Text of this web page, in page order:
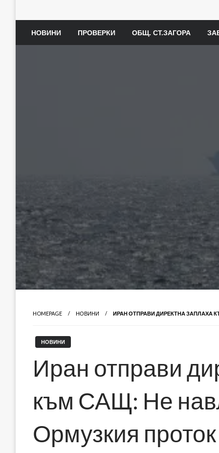
НОВИНИ ПРОВЕРКИ ОБЩ. СТ.ЗАГОРА
HOMEPAGE НОВИНИ ИРАН ОТПРАВИ ДИРЕКТНА ЗАПЛАХА
НОВИНИ
Иран отправи
към САЩ: Не
Ормузкия проток